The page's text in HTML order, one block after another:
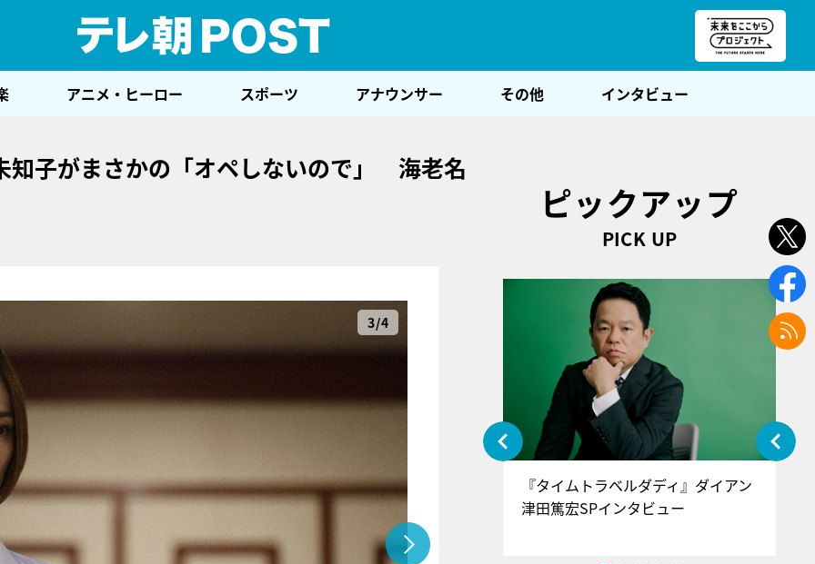
アニメ・ヒーロー スポーツ アナウンサー その他 インタビュー
知子がまさかの「オペしないので」 海老名
3/4
ピックアップ
PICK UP
『アイ＝ラブ！げーみんぐ』＝LOV
E齋藤樹愛羅＆佐々木舞香SPインタ
『タイムトラベルダディ』ダイアン
津田篤宏SPインタビュー